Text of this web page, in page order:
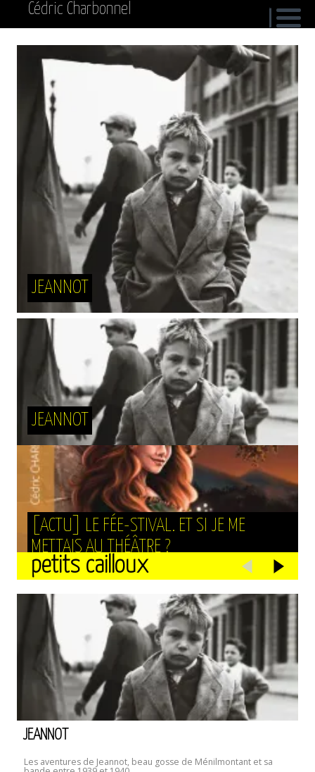
Cédric Charbonnel
JEANNOT
JEANNOT
[ACTU] LE FÉE-STIVAL. ET SI JE ME
METTAIS AU THÉÂTRE ?
petits cailloux
JEANNOT
Les aventures de Jeannot, beau gosse de Ménilmontant et sa